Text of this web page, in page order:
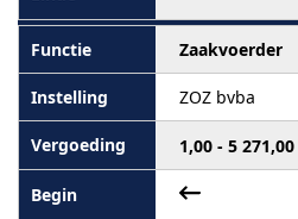
Zaakvoerder
ZOZ bvba
1,00 - 5 271,00